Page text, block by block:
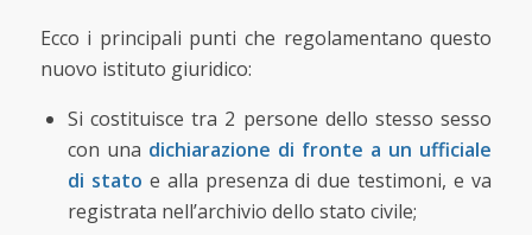
Ecco i principali punti che regolamentano questo
nuovo istituto giuridico:
Si costituisce tra 2 persone dello stesso sesso
con una dichiarazione di fronte a un ufficiale
di stato e alla presenza di due testimoni, e va
registrata nell’archivio dello stato civile;